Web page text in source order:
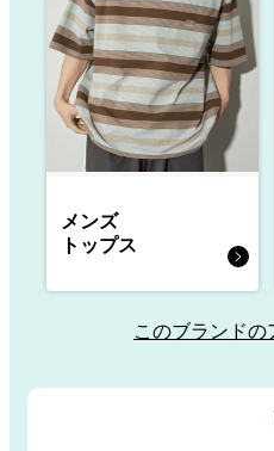
メンズ
トップス
このブランドの